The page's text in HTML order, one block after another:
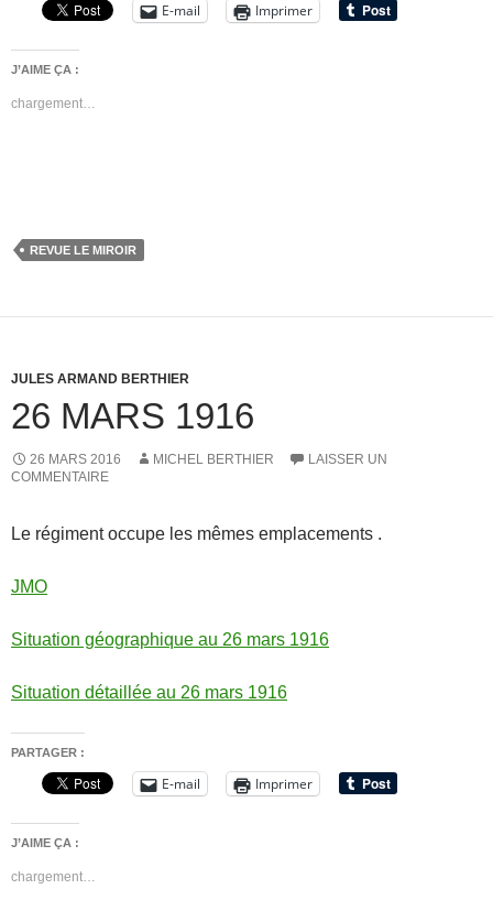
E-mail Imprimer
J’AIME ÇA :
chargement…
REVUE LE MIROIR
JULES ARMAND BERTHIER
26 MARS 1916
26 MARS 2016 MICHEL BERTHIER
LAISSER UN
COMMENTAIRE
Le régiment occupe les mêmes emplacements .
JMO
Situation géographique au 26 mars 1916
Situation détaillée au 26 mars 1916
PARTAGER :
E-mail Imprimer
J’AIME ÇA :
chargement…